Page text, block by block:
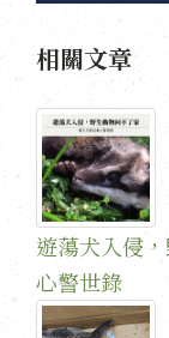
相關文章
遊蕩犬入侵
心警世錄